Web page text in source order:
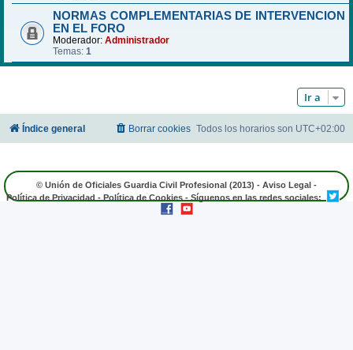
NORMAS COMPLEMENTARIAS DE INTERVENCION
EN EL FORO
Moderador: Administrador
Temas: 1
Ir a
Índice general Todos los horarios son UTC+02:00
Borrar cookies
© Unión de Oficiales Guardia Civil Profesional (2013) - Aviso Legal -
Política de Privacidad - Política de Cookies - Síguenos en las redes sociales: